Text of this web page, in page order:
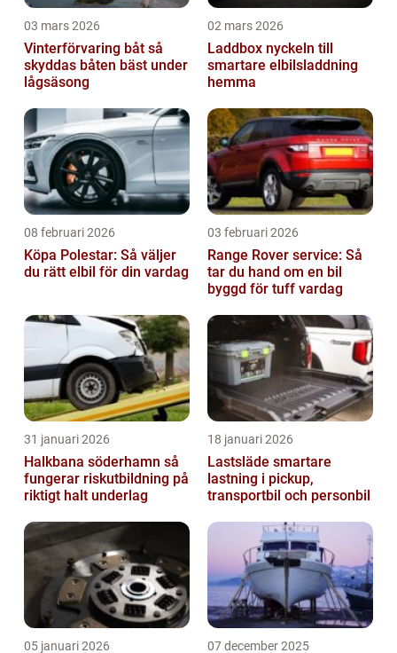
03 mars 2026
Vinterförvaring båt så
skyddas båten bäst under
lågsäsong
02 mars 2026
Laddbox nyckeln till
smartare elbilsladdning
hemma
08 februari 2026
Köpa Polestar: Så väljer
du rätt elbil för din vardag
03 februari 2026
Range Rover service: Så
tar du hand om en bil
byggd för tuff vardag
31 januari 2026
Halkbana söderhamn så
fungerar riskutbildning på
riktigt halt underlag
18 januari 2026
Lastsläde smartare
lastning i pickup,
transportbil och personbil
05 januari 2026 07 december 2025